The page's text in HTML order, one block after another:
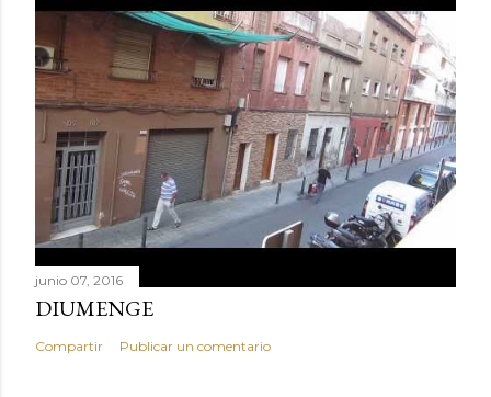
junio 07, 2016
DIUMENGE
Compartir Publicar un comentario